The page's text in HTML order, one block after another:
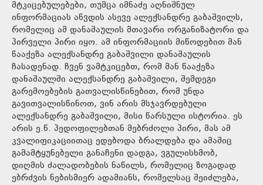
მტკიცებულებები, თუმცა იმნაძე აღნიშნულ
ინფორმაციას აწვდის ასევე ალექსანდრე გაბაშვილს,
რომელიც ამ დანაშაულის მთავარი ორგანიზატორი და
პირველი პირი იყო. ამ ინფორმაციის მიწოდებით მან
წააქეზა ალექსანდრე გაბაშვილი დანაშაულის
ჩასადენად. ჩვენ ვამტკიცებთ, რომ მან წააქეზა
დანაშაულში ალექსანდრე გაბაშვილი, შემდეგი
გარემოებების გათვალისწინებით, რომ უნდა
გავითვალისწინოთ, ვინ არის მსჯავრდებული
ალექსანდრე გაბაშვილი, მისი წარსული ისტორია. ეს
არის ე.წ. პედოფილებთან მებრძოლი პირი, მას ამ
კვალიფიკაციითაც ედებოდა ბრალდება და ამაშიც
გამამტყუნებელი განაჩენი დადგა, ვგულისხმობ,
დიღმის ძალადობების ნაწილს, რომელიც ზოგადად
ებრძვის ნებისმიერ ადამიანს, რომელსაც შეიძლება,